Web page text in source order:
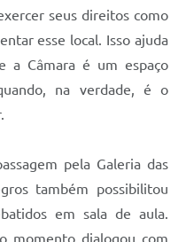
seus direitos como
esse local. Isso ajuda
a Câmara é um espaço
na verdade, é o
pela Galeria das
também possibilitou
em sala de aula.
momento dialogou com